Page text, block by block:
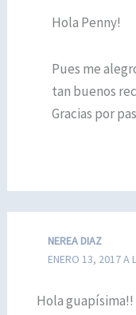
Hola Penny!
Pues me
tan buenos
Gracias por
NEREA DIAZ
ENERO 13, 2017 A
Hola guapísima!!